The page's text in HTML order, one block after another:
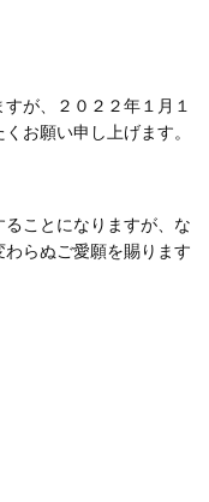
が、２０２２年１月１
お願い申し上げます。
ことになりますが、な
らぬご愛願を賜ります